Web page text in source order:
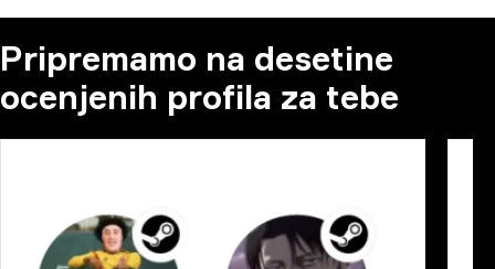
Pripremamo na desetine
ocenjenih profila za tebe